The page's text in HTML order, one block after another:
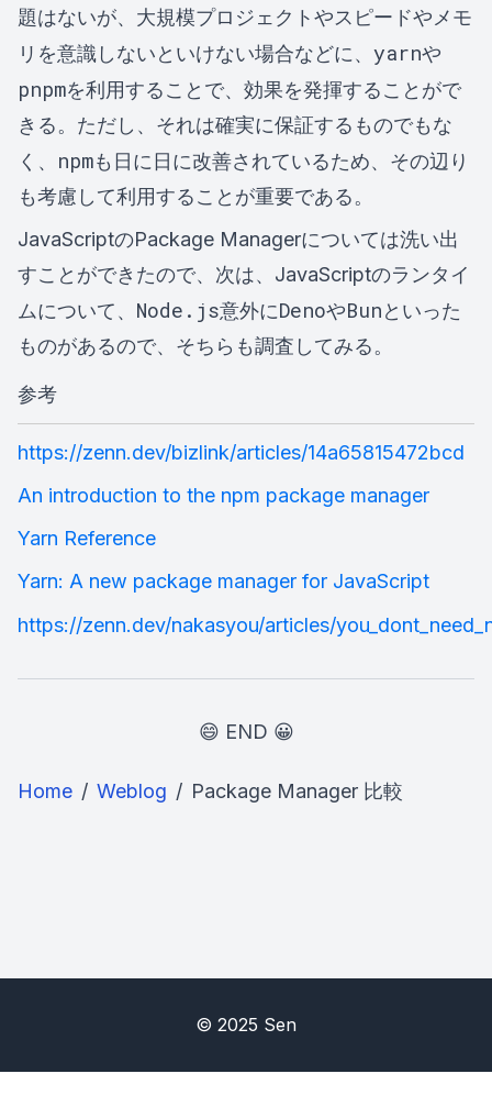
題はないが、大規模プロジェクトやスピードやメモ
リを意識しないといけない場合などに、 yarnや
pnpmを利用することで、効果を発揮することがで
きる。ただし、それは確実に保証するものでもな
く、 npmも日に日に改善されているため、その辺り
も考慮して利用することが重要である。
JavaScriptのPackage Managerについては洗い出
すことができたので、次は、JavaScriptのランタイ
ムについて、 Node.js意外にDenoやBunといった
ものがあるので、そちらも調査してみる。
参考
https://zenn.dev/bizlink/articles/14a65815472bcd
An introduction to the npm package manager
Yarn Reference
Yarn: A new package manager for JavaScript
https://zenn.dev/nakasyou/articles/
😄 END 😀
Home / Weblog / Package Manager 比較
© 2025 Sen